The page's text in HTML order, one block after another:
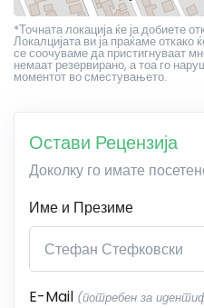
*Точната локација ќе ја добиете
Локалцијата ви ја праќаме откако
се соочуваме да пристигнуваат
немаат резервирано, а тоа го
моментот во сместувањето.
Остави Рецензија
Доколку го имате
Име и Презиме
E-Mail (потребен за